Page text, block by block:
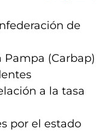
de
Pampa (Carbap)
a la tasa
por el estado